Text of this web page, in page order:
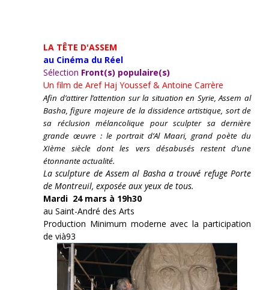
LA TÊTE D'ASSEM
au Cinéma du Réel
Sélection Front(s) populaire(s)
Un film de Aref Haj Youssef & Antoine Carrère
Afin d’attirer l’attention sur la situation en Syrie, Assem al
Basha, figure majeure de la dissidence artistique, sort de
sa réclusion mélancolique pour sculpter sa dernière
grande œuvre : le portrait d’Al Maari, grand poète du
XIème siècle dont les vers désabusés restent d’une
étonnante actualité.
La sculpture de Assem al Basha a trouvé refuge Porte
de Montreuil, exposée aux yeux de tous.
Mardi 24 mars à 19h30
au Saint-André des Arts
Production Minimum moderne avec la participation
de vià93